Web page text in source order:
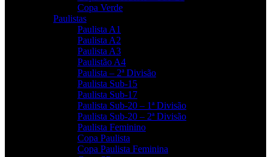
Copa Verde
Paulistas
Paulista A1
Paulista A2
Paulista A3
Paulistão A4
Paulista – 2ª Divisão
Paulista Sub-15
Paulista Sub-17
Paulista Sub-20 – 1ª Divisão
Paulista Sub-20 – 2ª Divisão
Paulista Feminino
Copa Paulista
Copa Paulista Feminina